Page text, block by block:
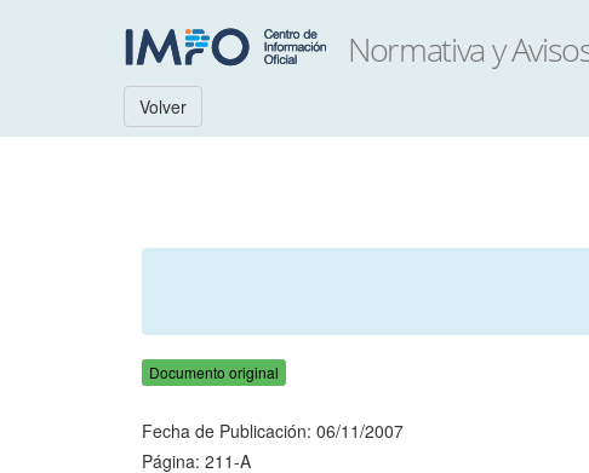
Volver
Documento original
Fecha de Publicación: 06/11/2007
Página: 211-A